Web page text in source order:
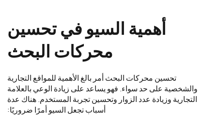
أهمية السيو في تحسين
محركات البحث
تحسين محركات البحث أمر بالغ الأهمية للمواقع التجارية
والشخصية على حد سواء. فهو يساعد على زيادة الوعي بالعلامة
التجارية وزيادة عدد الزوار وتحسين تجربة المستخدم. هناك عدة
أسباب تجعل السيو أمرًا ضروريًا: